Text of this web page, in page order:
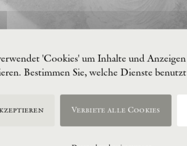
'Cookies' um Inhalte und
Bestimmen Sie, welche Dienste
Verbiete alle Cookies